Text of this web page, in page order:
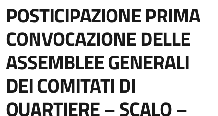
POSTICIPAZIONE PRIMA
CONVOCAZIONE DELLE
ASSEMBLEE GENERALI
DEI COMITATI DI
QUARTIERE – SCALO –